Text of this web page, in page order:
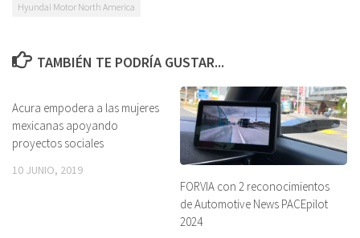
Hyundai Motor North America
TAMBIÉN TE PODRÍA GUSTAR...
Acura empodera a las mujeres
mexicanas apoyando
proyectos sociales
10 JUNIO, 2019
FORVIA con 2 reconocimientos
de Automotive News PACEpilot
2024